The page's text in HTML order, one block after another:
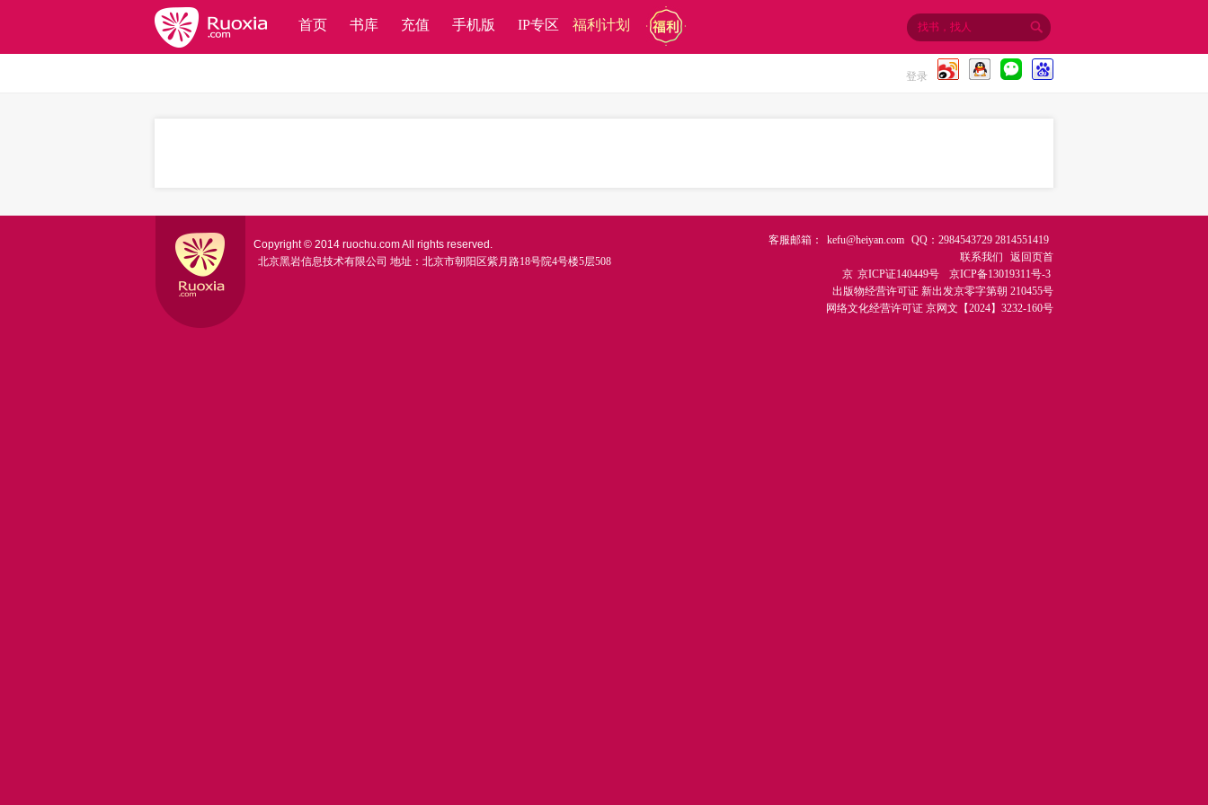
首页 书库 充值 手机版 IP专区 福利计划
登录
Copyright © 2014 ruochu.com All rights reserved.
北京黑岩信息技术有限公司 地址：北京市朝阳区紫月路18号院4号楼5层508
客服邮箱： kefu@heiyan.com QQ：2984543729 2814551419
联系我们
返回页首
京 京ICP证140449号
京ICP备13019311号-3
出版物经营许可证 新出发京零字第朝 210455号
网络文化经营许可证 京网文【2024】3232-160号